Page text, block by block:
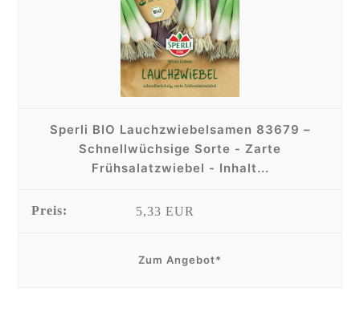
Sperli BIO Lauchzwiebelsamen 83679 –
Schnellwüchsige Sorte - Zarte
Frühsalatzwiebel - Inhalt...
5,33 EUR
Zum Angebot*